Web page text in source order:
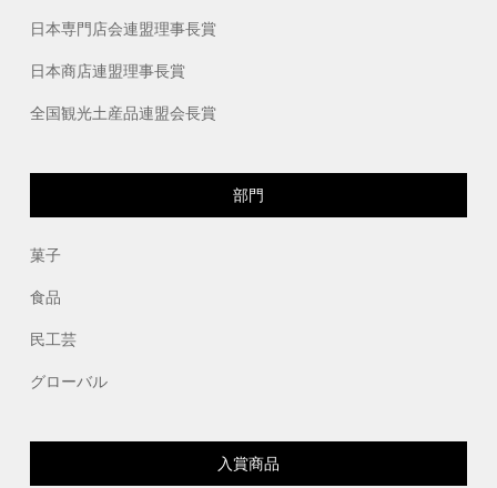
日本専門店会連盟理事長賞
日本商店連盟理事長賞
全国観光土産品連盟会長賞
部門
菓子
食品
民工芸
グローバル
入賞商品